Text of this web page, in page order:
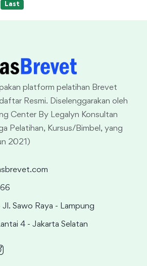
Last
platform pelatihan Brevet
Resmi. Diselenggarakan oleh
Center By Legalyn Konsultan
Pelatihan, Kursus/Bimbel, yang
2021)
Sawo Raya - Lampung
4 - Jakarta Selatan